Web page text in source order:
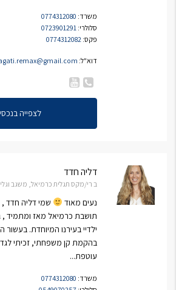
משרד: 0774312080
סלולרי: 0723901291
פקס: 0774312082
דוא"ל:
לצפייה
דליה חדד
ב רי/מקס תגלית כרמיאל, משגב
נעים מאוד
תושבת כרמיאל מאז ומתמיד ,
ילדיי בעירנו המיוחדת.
בהקמת קן משפחתי, זכיתי
עוטפת...
משרד: 0774312080